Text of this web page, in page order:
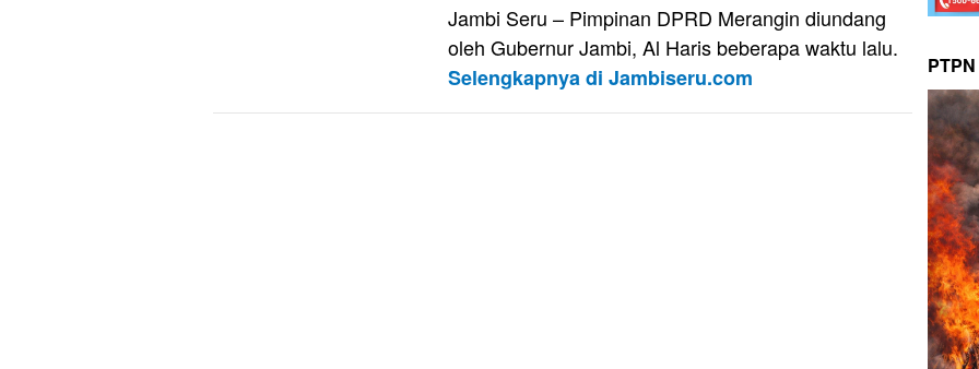
Jambi Seru – Pimpinan DPRD Merangin diundang
oleh Gubernur Jambi, Al Haris beberapa waktu lalu.
Selengkapnya di Jambiseru.com